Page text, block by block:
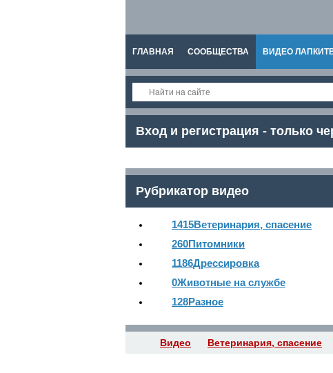
ГЛАВНАЯ СООБЩЕСТВА ВИДЕО
СПРАВКА
Вход и регистрация - только
Рубрикатор видео
1415Ветеринария, спасение
260Питомники
1186Дрессировка
0Животные на службе
128Разное
Видео Ветеринария, спасение